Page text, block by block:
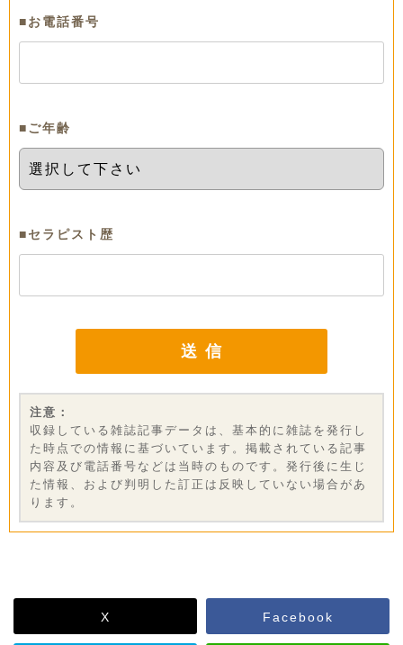
■お電話番号
■ご年齢
■セラピスト歴
注意：
収録している雑誌記事データは、基本的に雑誌を発行し
た時点での情報に基づいています。掲載されている記事
内容及び電話番号などは当時のものです。発行後に生じ
た情報、および判明した訂正は反映していない場合があ
ります。
X Facebook